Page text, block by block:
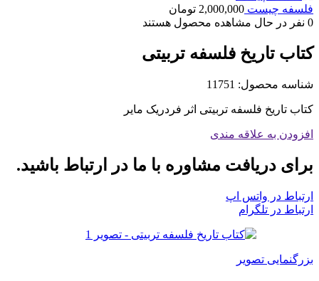
فلسفه چیست 2,000,000 تومان
0 نفر در حال مشاهده محصول هستند
کتاب تاریخ فلسفه تربیتی
شناسه محصول: 11751
کتاب تاریخ فلسفه تربیتی اثر فردریک مایر
افزودن به علاقه مندی
برای دریافت مشاوره با ما در ارتباط باشید.
ارتباط در واتس اپ
ارتباط در تلگرام
بزرگنمایی تصویر